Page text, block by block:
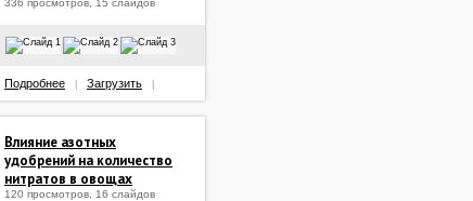
336 просмотров, 15 слайдов
Подробнее Загрузить
Влияние азотных
удобрений на количество
нитратов в овощах
120 просмотров, 16 слайдов